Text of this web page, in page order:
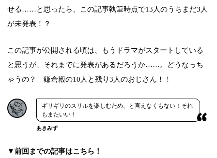
せる……と思ったら、この記事執筆時点で13人のうちまだ3人
が未発表！？
この記事が公開される頃は、もうドラマがスタートしている
と思うが、それまでに発表があるだろうか……。どうなっち
ゃうの？ 鎌倉殿の10人と残り3人のおじさん！！
ギリギリのスリルを楽しむため、と言えなくもない！それ
もまたいい！
あきみず
▼前回までの記事はこちら！